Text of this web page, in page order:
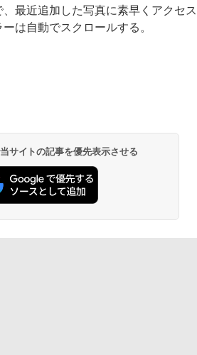
最近追加した写真に素早くアクセス
は自動でスクロールする。
サイトの記事を優先表示させる